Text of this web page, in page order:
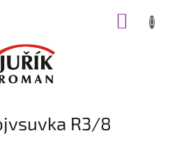
R3/8